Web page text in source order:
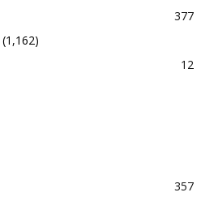
377
(1,162)
12
357